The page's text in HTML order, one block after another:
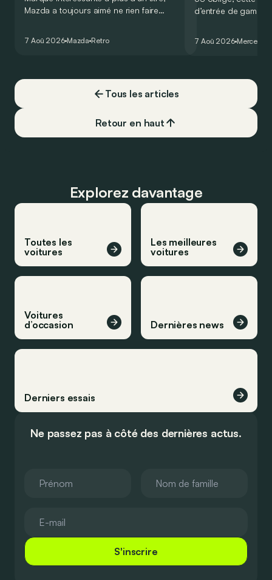
Mazda a toujours aimé ne rien faire
de la plus belle des manières…
7 Aoû 2026 Mazda Retro
d’entrée de
moins…
7 Aoû 2026 Mercedes
Tous les articles
Retour en haut
Explorez davantage
Toutes les
voitures
Les meilleures
voitures
Voitures
d’occasion
Dernières news
Derniers essais
Ne passez pas à côté des dernières actus.
S'inscrire